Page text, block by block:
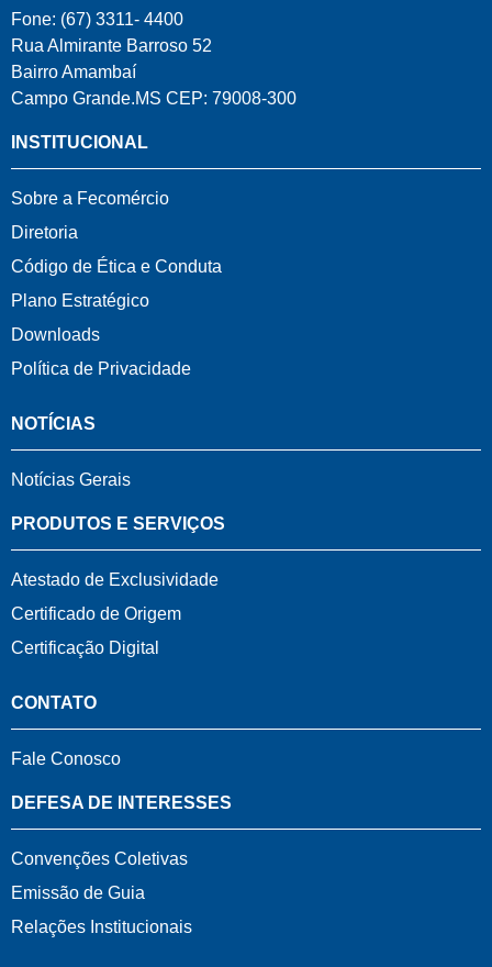
Fone: (67) 3311- 4400
Rua Almirante Barroso 52
Bairro Amambaí
Campo Grande.MS CEP: 79008-300
INSTITUCIONAL
Sobre a Fecomércio
Diretoria
Código de Ética e Conduta
Plano Estratégico
Downloads
Política de Privacidade
NOTÍCIAS
Notícias Gerais
PRODUTOS E SERVIÇOS
Atestado de Exclusividade
Certificado de Origem
Certificação Digital
CONTATO
Fale Conosco
DEFESA DE INTERESSES
Convenções Coletivas
Emissão de Guia
Relações Institucionais